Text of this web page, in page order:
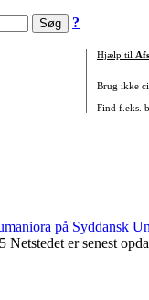
?
Hjælp til
Brug ikke
Find f.eks.
Netstedet er senest